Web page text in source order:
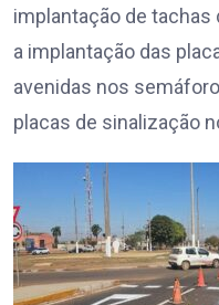
implantação de tachas
a implantação das
avenidas nos
placas de sinalização